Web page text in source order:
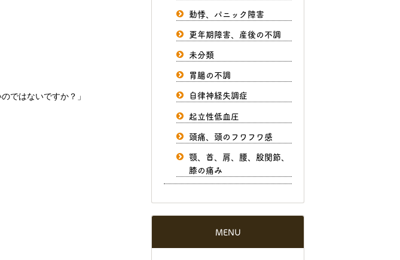
ではないですか？」
動悸、パニック障害
更年期障害、産後の不調
未分類
胃腸の不調
自律神経失調症
起立性低血圧
頭痛、頭のフワフワ感
顎、首、肩、腰、股関節、
膝の痛み
MENU